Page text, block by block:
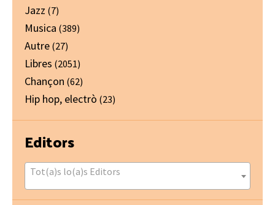
Jazz (7)
Musica (389)
Autre (27)
Libres (2051)
Chançon (62)
Hip hop, electrò (23)
Editors
Tot(a)s lo(a)s Editors